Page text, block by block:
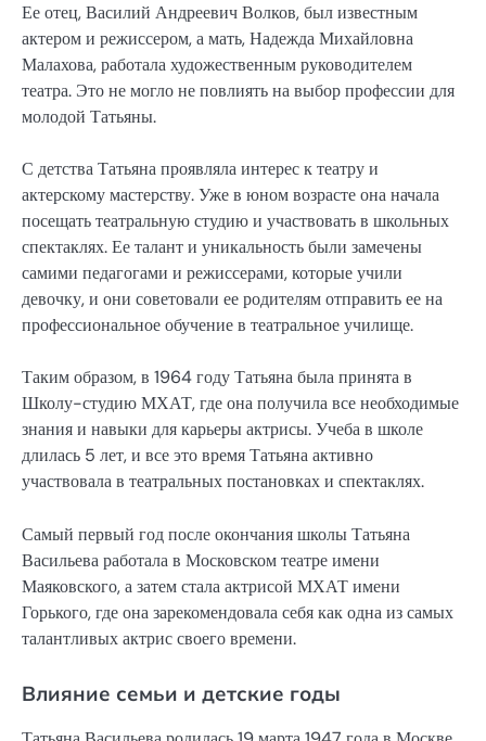
Ее отец, Василий Андреевич Волков, был известным
актером и режиссером, а мать, Надежда Михайловна
Малахова, работала художественным руководителем
театра. Это не могло не повлиять на выбор профессии для
молодой Татьяны.
С детства Татьяна проявляла интерес к театру и
актерскому мастерству. Уже в юном возрасте она начала
посещать театральную студию и участвовать в школьных
спектаклях. Ее талант и уникальность были замечены
самими педагогами и режиссерами, которые учили
девочку, и они советовали ее родителям отправить ее на
профессиональное обучение в театральное училище.
Таким образом, в 1964 году Татьяна была принята в
Школу-студию МХАТ, где она получила все необходимые
знания и навыки для карьеры актрисы. Учеба в школе
длилась 5 лет, и все это время Татьяна активно
участвовала в театральных постановках и спектаклях.
Самый первый год после окончания школы Татьяна
Васильева работала в Московском театре имени
Маяковского, а затем стала актрисой МХАТ имени
Горького, где она зарекомендовала себя как одна из самых
талантливых актрис своего времени.
Влияние семьи и детские годы